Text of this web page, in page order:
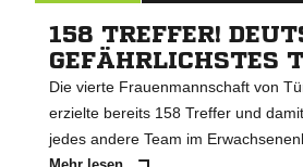
158 TREFFER!
GEFÄHRLICHSTES
Die vierte Frauenmannschaft von
erzielte bereits 158 Treffer und
jedes andere Team im